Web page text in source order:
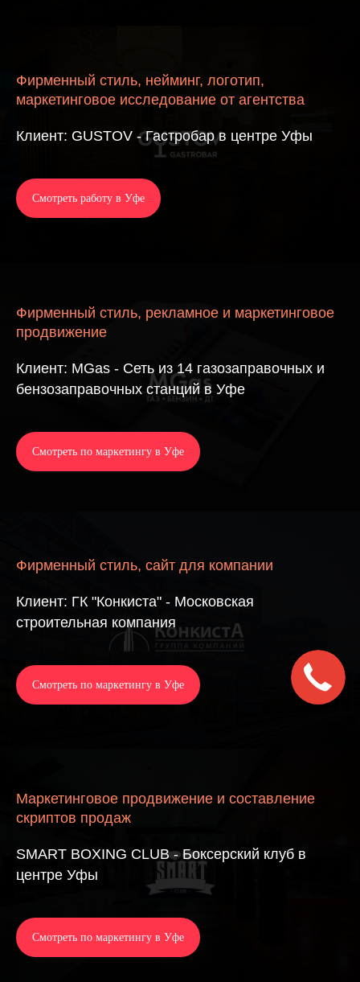
Фирменный стиль, нейминг, логотип,
маркетинговое исследование от агентства
Клиент: GUSTOV - Гастробар в центре Уфы
Смотреть работу в Уфе
Фирменный стиль, рекламное и маркетинговое
продвижение
Клиент: MGas - Сеть из 14 газозаправочных и
бензозаправочных станций в Уфе
Смотреть по маркетингу в Уфе
Фирменный стиль, сайт для компании
Клиент: ГК "Конкиста" - Московская
строительная компания
Смотреть по маркетингу в Уфе
Маркетинговое продвижение и составление
скриптов продаж
SMART BOXING CLUB - Боксерский клуб в
центре Уфы
Смотреть по маркетингу в Уфе